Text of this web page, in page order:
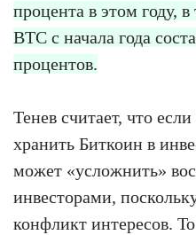
процента в этом году,
BTC с начала года
процентов.
Тенев считает, что
хранить Биткоин в
может «усложнить»
инвесторами,
конфликт интересов.